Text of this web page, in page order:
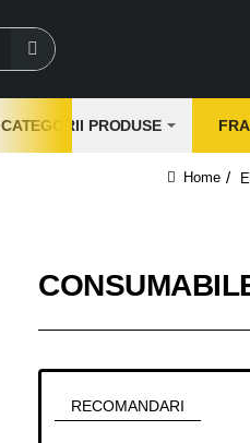
CATEGORII PRODUSE
RECOMANDARI